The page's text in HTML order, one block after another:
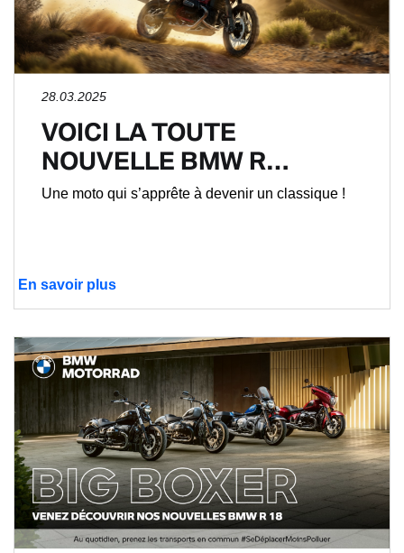
28.03.2025
VOICI LA TOUTE
NOUVELLE BMW R…
Une moto qui s’apprête à devenir un classique !
En savoir plus